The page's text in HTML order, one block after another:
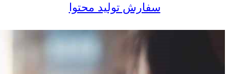
سفارش تولید محتوا